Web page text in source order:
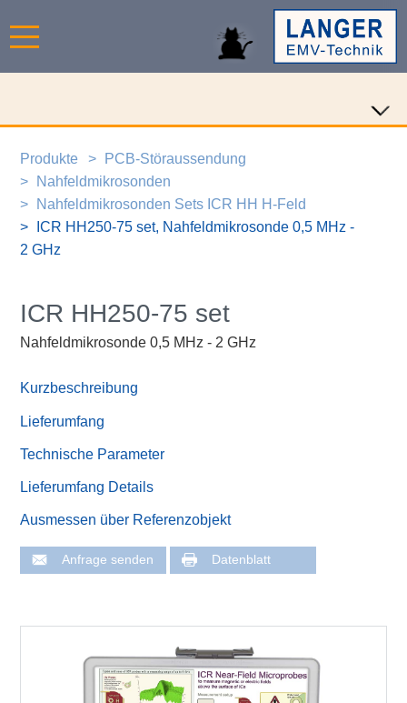
Produkte
PCB-Störaussendung
Nahfeldmikrosonden
Nahfeldmikrosonden Sets ICR HH H-Feld
ICR HH250-75 set, Nahfeldmikrosonde 0,5 MHz -
2 GHz
ICR HH250-75 set
Nahfeldmikrosonde 0,5 MHz - 2 GHz
Kurzbeschreibung
Lieferumfang
Technische Parameter
Lieferumfang Details
Ausmessen über Referenzobjekt
Anfrage senden Datenblatt